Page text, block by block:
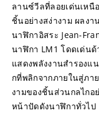
ลานซ์วีลที่ลอยเด่นเหนื
ชิ้นอย่างสง่างาม ผลง
นาฬิกาอิสระ Jean-
นาฬิกา LM1 โดดเด่น
แสดงพลังงานสำรองแ
กที่พลิกจากภายในสู่ภา
งามของชิ้นส่วนกลไกอ
หน้าปัดดังนาฬิกาทั่วไป